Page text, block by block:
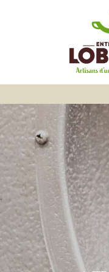
Panneau de gestion